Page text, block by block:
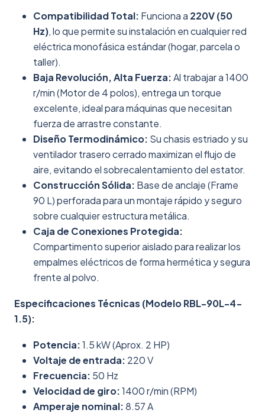
Compatibilidad Total: Funciona a 220V (50
Hz), lo que permite su instalación en cualquier red
eléctrica monofásica estándar (hogar, parcela o
taller).
Baja Revolución, Alta Fuerza:Al trabajar a 1400
r/min (Motor de 4 polos), entrega un torque
excelente, ideal para máquinas que necesitan
fuerza de arrastre constante.
Diseño Termodinámico: Su chasis estriado y su
ventilador trasero cerrado maximizan el flujo de
aire, evitando el sobrecalentamiento del estator.
Construcción Sólida: Base de anclaje (Frame
90 L) perforada para un montaje rápido y seguro
sobre cualquier estructura metálica.
Caja de Conexiones Protegida:
Compartimento superior aislado para realizar los
empalmes eléctricos de forma hermética y segura
frente al polvo.
Especificaciones Técnicas (Modelo RBL-90L-4-
1.5):
Potencia:1.5 kW (Aprox. 2 HP)
Voltaje de entrada: 220 V
Frecuencia: 50 Hz
Velocidad de giro:1400 r/min (RPM)
Amperaje nominal:8.57 A